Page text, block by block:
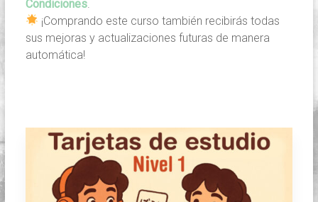
Condiciones.
¡Comprando este curso también recibirás todas
sus mejoras y actualizaciones futuras de manera
automática!